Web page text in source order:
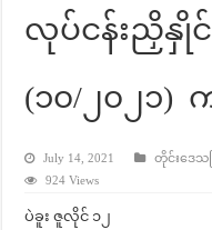
လုပ်ငန်းညှိနှို
(၁၀/၂၀၂၁)
July 14, 2021
တိုင်းဒေသ
924 Views
ပဲခူး ဇူလိုင် ၁၂